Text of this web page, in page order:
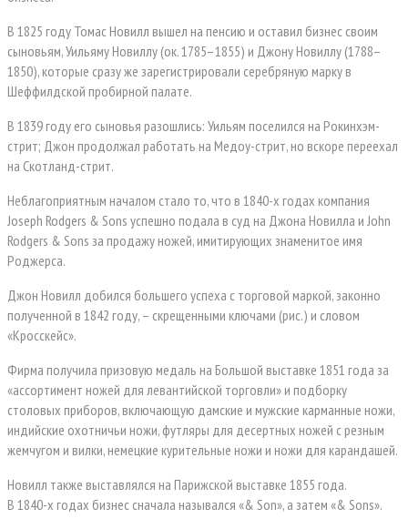
В 1825 году Томас Новилл вышел на пенсию и оставил бизнес своим
сыновьям, Уильяму Новиллу (ок. 1785–1855) и Джону Новиллу (1788–
1850), которые сразу же зарегистрировали серебряную марку в
Шеффилдской пробирной палате.
В 1839 году его сыновья разошлись: Уильям поселился на Рокинхэм-
стрит; Джон продолжал работать на Медоу-стрит, но вскоре переехал
на Скотланд-стрит.
Неблагоприятным началом стало то, что в 1840-х годах компания
Joseph Rodgers & Sons успешно подала в суд на Джона Новилла и John
Rodgers & Sons за продажу ножей, имитирующих знаменитое имя
Роджерса.
Джон Новилл добился большего успеха с торговой маркой, законно
полученной в 1842 году, – скрещенными ключами (рис.) и словом
«Кросскейс».
Фирма получила призовую медаль на Большой выставке 1851 года за
«ассортимент ножей для левантийской торговли» и подборку
столовых приборов, включающую дамские и мужские карманные ножи,
индийские охотничьи ножи, футляры для десертных ножей с резным
жемчугом и вилки, немецкие курительные ножи и ножи для карандашей.
Новилл также выставлялся на Парижской выставке 1855 года.
В 1840-х годах бизнес сначала назывался «& Son», а затем «& Sons».